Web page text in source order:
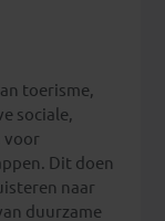
toerisme,
sociale,
voor
Dit doen
naar
duurzame